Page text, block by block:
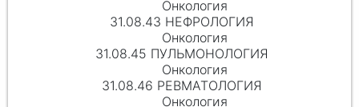
Онкология
31.08.43 НЕФРОЛОГИЯ
Онкология
31.08.45 ПУЛЬМОНОЛОГИЯ
Онкология
31.08.46 РЕВМАТОЛОГИЯ
Онкология